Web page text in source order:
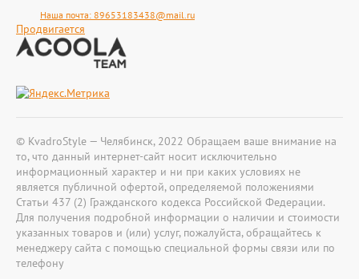
Наша почта: 89653183438@mail.ru
Продвигается
© KvadroStyle — Челябинск, 2022 Обращаем ваше внимание на
то, что данный интернет-сайт носит исключительно
информационный характер и ни при каких условиях не
является публичной офертой, определяемой положениями
Статьи 437 (2) Гражданского кодекса Российской Федерации.
Для получения подробной информации о наличии и стоимости
указанных товаров и (или) услуг, пожалуйста, обращайтесь к
менеджеру сайта с помощью специальной формы связи или по
телефону